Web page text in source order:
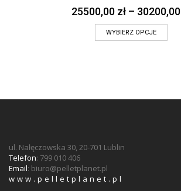
25500,00 zł– 30200,00
WYBIERZ OPCJE
ul. Nałęczowska 30, 20-701 Lublin
Telefon: 799 010 406
Email: biuro@pelletplanet.pl
www.pelletplanet.pl